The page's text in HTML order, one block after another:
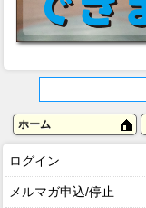
ホーム
ログイン
メルマガ申込/停止